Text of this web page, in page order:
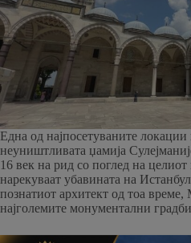
Една од најпосетуваните локации
неуништливата џамија
16 век на рид со поглед на целиот
нарекуваат убавината на
познатиот архитект од тоа
најголемите монументални